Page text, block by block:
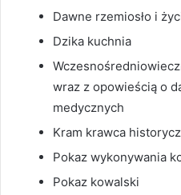
Dawne rzemiosło i
Dzika kuchnia
wraz z opowieścią o
medycznych
Kram krawca
Pokaz wykonywania
Pokaz kowalski